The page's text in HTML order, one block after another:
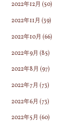
2022年12月 (50)
2022年11月 (39)
2022年10月 (66)
2022年9月 (85)
2022年8月 (97)
2022年7月 (73)
2022年6月 (73)
2022年5月 (60)